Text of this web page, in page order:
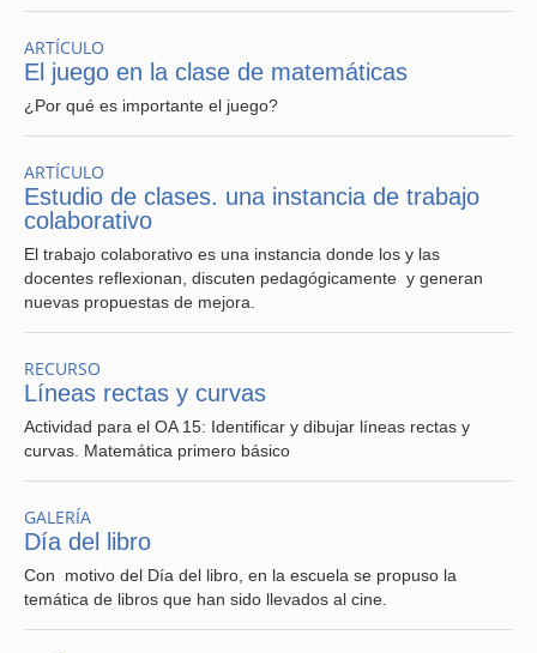
ARTÍCULO
El juego en la clase de matemáticas
¿Por qué es importante el juego?
ARTÍCULO
Estudio de clases. una instancia de trabajo
colaborativo
El trabajo colaborativo es una instancia donde los y las
docentes reflexionan, discuten pedagógicamente y generan
nuevas propuestas de mejora.
RECURSO
Líneas rectas y curvas
Actividad para el OA 15: Identificar y dibujar líneas rectas y
curvas. Matemática primero básico
GALERÍA
Día del libro
Con motivo del Día del libro, en la escuela se propuso la
temática de libros que han sido llevados al cine.